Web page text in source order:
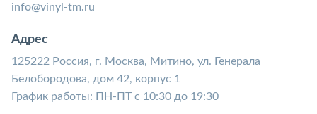
info@vinyl-tm.ru
Адрес
125222 Россия, г. Москва, Митино, ул. Генерала
Белобородова, дом 42, корпус 1
График работы: ПН-ПТ с 10:30 до 19:30